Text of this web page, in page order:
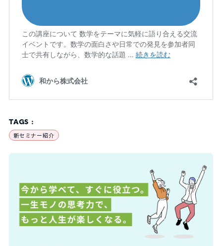
TAGS :
新セミナー紹介